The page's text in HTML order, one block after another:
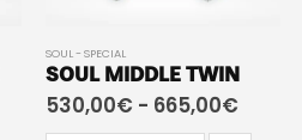
SOUL - SPECIAL
SOUL MIDDLE TWIN
530,00€ - 665,00€